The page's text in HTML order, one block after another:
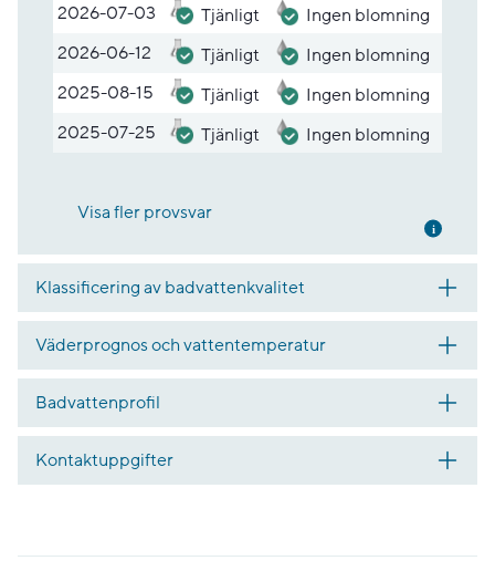
2026-07-03
Tjänligt
Ingen blomning
2026-06-12
Tjänligt
Ingen blomning
2025-08-15
Tjänligt
Ingen blomning
2025-07-25
Tjänligt Ingen blomning
Visa fler provsvar Mer
Klassificering av badvattenkvalitet
Väderprognos och vattentemperatur
Badvattenprofil
Kontaktuppgifter